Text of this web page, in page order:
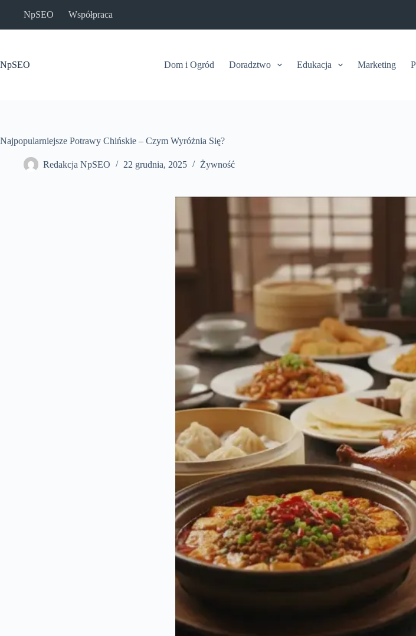
NpSEO Współpraca
NpSEO Dom i Ogród Doradztwo Edukacja Marketing
Najpopularniejsze Potrawy Chińskie – Czym Wyróżnia Się?
Redakcja NpSEO 22 grudnia, 2025 Żywność